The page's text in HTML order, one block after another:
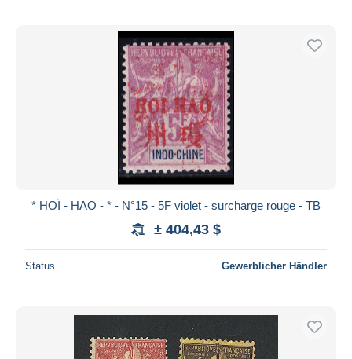
* HOÏ - HAO - * - N°15 - 5F violet - surcharge rouge - TB
± 404,43 $
Status Gewerblicher Händler